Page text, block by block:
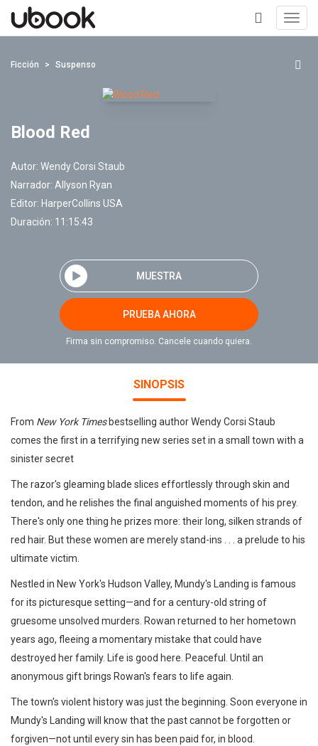
+
Ficción Suspenso
Blood Red
Autor: Wendy Corsi Staub
Narrador: Allyson Ryan
Editor: HarperCollins USA
Duración: 11:15:43
MUESTRA
PRUEBA AHORA
Firma sin compromiso. Cancele cuando quiera.
SINOPSIS
From New York Timesbestselling author Wendy Corsi Staub
comes the first in a terrifying new series set in a small town with a
sinister secret
The razor's gleaming blade slices effortlessly through skin and
tendon, and he relishes the final anguished moments of his prey.
There's only one thing he prizes more: their long, silken strands of
red hair. But these women are merely stand-ins . . . a prelude to his
ultimate victim.
Nestled in New York's Hudson Valley, Mundy's Landing is famous
for its picturesque setting—and for a century-old string of
gruesome unsolved murders. Rowan returned to her hometown
years ago, fleeing a momentary mistake that could have
destroyed her family. Life is good here. Peaceful. Until an
anonymous gift brings Rowan's fears to life again.
The town's violent history was just the beginning. Soon everyone in
Mundy's Landing will know that the past cannot be forgotten or
forgiven—not until every sin has been paid for, in blood.